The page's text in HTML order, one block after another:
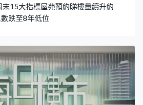
15大指標屋苑預約睇樓量續升約
跌至8年低位